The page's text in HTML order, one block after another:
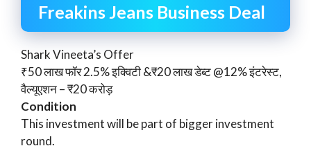
Freakins Jeans Business Deal
Shark Vineeta’s Offer
₹50 लाख फॉर 2.5% इक्विटी &₹20 लाख डेब्ट @12% इंटरेस्ट,
वैल्यूएशन – ₹20 करोड़
Condition
This investment will be part of bigger investment
round.